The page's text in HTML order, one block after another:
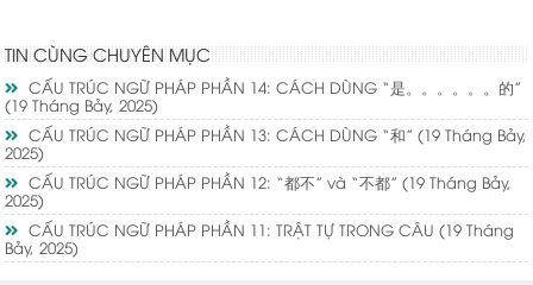
TIN CÙNG CHUYÊN MỤC
CẤU TRÚC NGỮ PHÁP PHẦN 14: CÁCH DÙNG “是。。。。。。的”
(19 Tháng Bảy, 2025)
CẤU TRÚC NGỮ PHÁP PHẦN 13: CÁCH DÙNG “和”(19 Tháng Bảy,
2025)
CẤU TRÚC NGỮ PHÁP PHẦN 12: “都不” và “不都”(19 Tháng Bảy,
2025)
CẤU TRÚC NGỮ PHÁP PHẦN 11: TRẬT TỰ TRONG CÂU(19 Tháng
Bảy, 2025)